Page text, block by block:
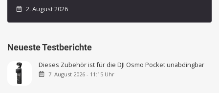
2. August 2026
Neueste Testberichte
Dieses Zubehör ist für die DJI Osmo Pocket unabdingbar
7. August 2026 - 11:15 Uhr